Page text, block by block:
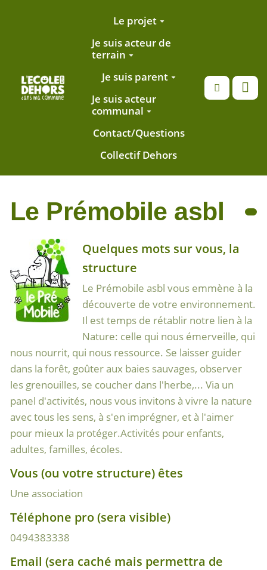
Aller au contenu principalLe projet
Je suis acteur de
terrain
Je suis parent
Je suis acteur
communal
Contact/Questions
Collectif Dehors
Le Prémobile asbl
Quelques mots sur vous, la
structure
Le Prémobile asbl vous emmène à la
découverte de votre environnement.
Il est temps de rétablir notre lien à la
Nature: celle qui nous émerveille, qui
nous nourrit, qui nous ressource. Se laisser guider
dans la forêt, goûter aux baies sauvages, observer
les grenouilles, se coucher dans l'herbe,... Via un
panel d'activités, nous vous invitons à vivre la nature
avec tous les sens, à s'en imprégner, et à l'aimer
pour mieux la protéger.Activités pour enfants,
adultes, familles, écoles.
Vous (ou votre structure) êtes
Une association
Téléphone pro (sera visible)
0494383338
Email (sera caché mais permettra de